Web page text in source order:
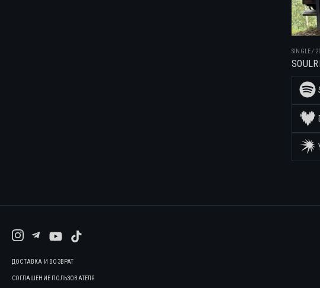
SINGLE/
ДОСТАВКА И ВОЗВРАТ
СОГЛАШЕНИЕ ПОЛЬЗОВАТЕЛЯ